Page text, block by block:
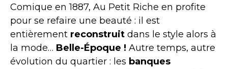
Comique en 1887, Au Petit Riche en profite
pour se refaire une beauté : il est
entièrement reconstruit dans le style alors à
la mode… Belle-Époque ! Autre temps, autre
évolution du quartier : les banques